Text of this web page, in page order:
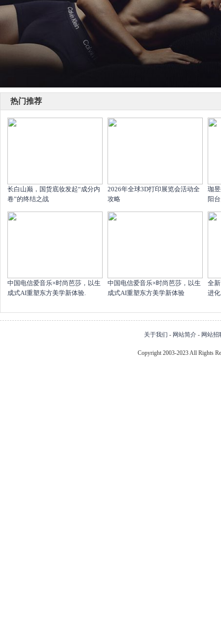
热门推荐
长白山巅，国货底妆发起“成分内
卷”的终结之战
2026年全球3D打印展览会活动全
攻略
珈
阳
中国电信爱音乐×时尚芭莎，以生
成式AI重塑东方美学新体验.
中国电信爱音乐×时尚芭莎，以生
成式AI重塑东方美学新体验
全
进化
关于我们 - 网站简介 - 网站招
Copyright 2003-2023 All Rights